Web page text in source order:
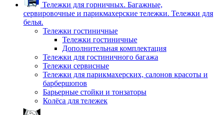
Тележки для горничных. Багажные,
сервировочные и парикмахерские тележки. Тележки для
белья.
Тележки гостиничные
Тележки гостиничные
Дополнительная комплектация
Тележки для гостиничного багажа
Тележки сервисные
Тележки для парикмахерских, салонов красоты и
барбершопов
Барьерные стойки и тонзаторы
Колёса для тележек